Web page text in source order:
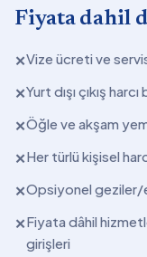
Fiyata dahil
✕Vize ücreti ve
✕Yurt dışı çıkış
✕Öğle ve akşam
✕Her türlü kişisel
✕Opsiyonel geziler/
✕Fiyata dâhil
girişleri